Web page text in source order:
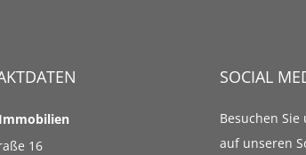
16
SOCIAL
Besuchen
auf unseren